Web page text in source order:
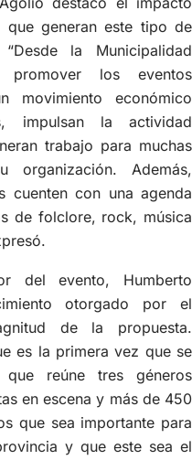
generan este tipo de
la Municipalidad
promover los eventos
movimiento económico
impulsan la actividad
trabajo para muchas
organización. Además,
cuenten con una agenda
de folclore, rock, música
del evento, Humberto
otorgado por el
de la propuesta.
es la primera vez que se
reúne tres géneros
en escena y más de 450
que sea importante para
y que este sea el